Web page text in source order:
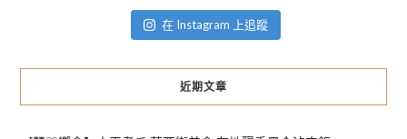
在 Instagram 上追蹤
近期文章